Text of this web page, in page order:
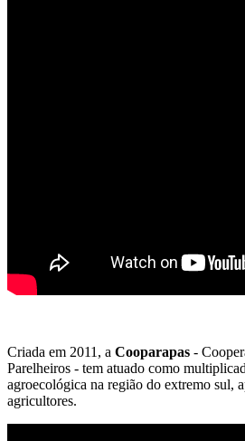
Criada em 2011, a Cooparapas -
Parelheiros - tem atuado como
agroecológica na região do extremo sul,
agricultores.